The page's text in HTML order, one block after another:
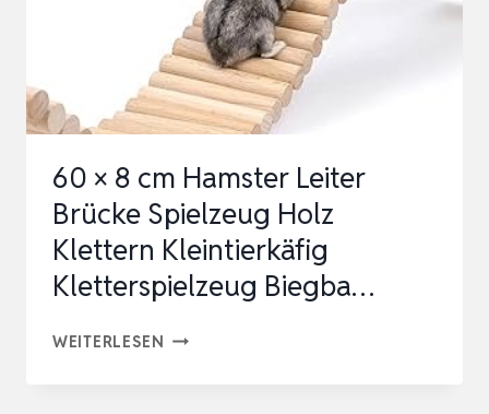
HAMSTERBRÜCKE
HAMSTERS
BRÜCKE
HAMSTE…
60 × 8 cm Hamster Leiter
Brücke Spielzeug Holz
Klettern Kleintierkäfig
Kletterspielzeug Biegba…
WEITERLESEN 60